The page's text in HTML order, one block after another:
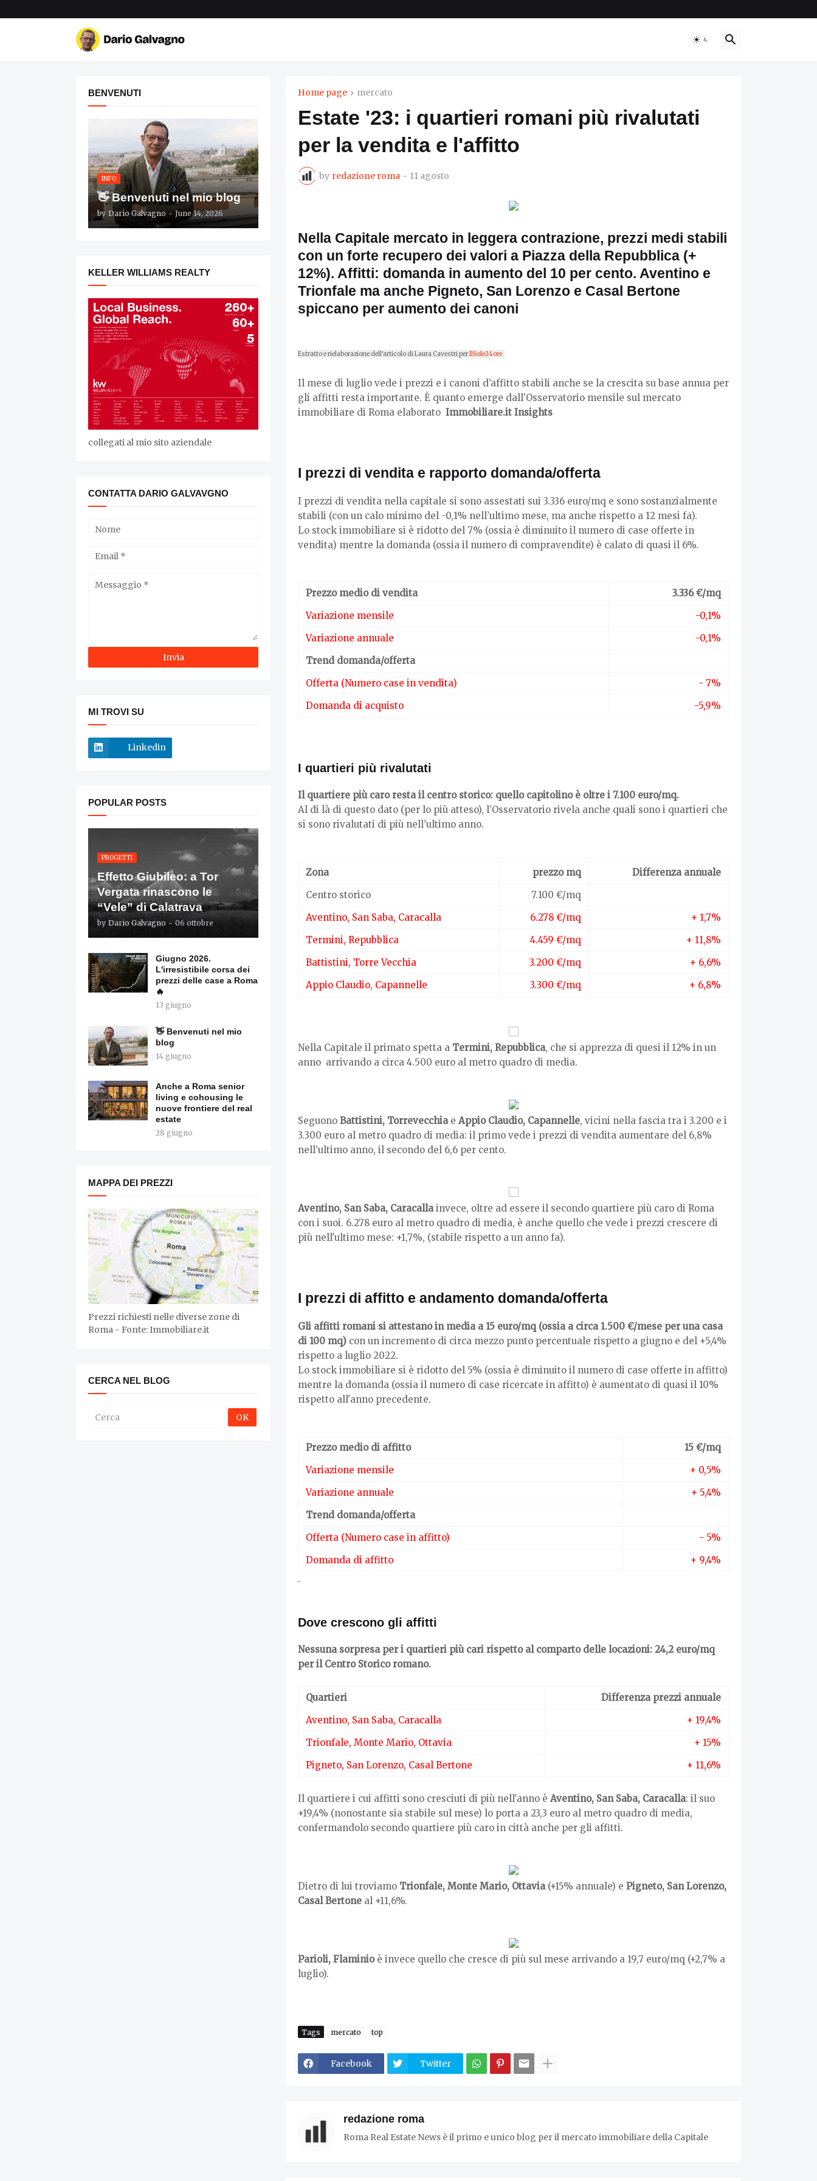
Home page mercato
Estate '23: i quartieri romani più rivalutati
per la vendita e l'affitto
by redazione roma - 11 agosto
Nella Capitale mercato in leggera contrazione, prezzi medi stabili
con un forte recupero dei valori a Piazza della Repubblica (+
12%). Affitti: domanda in aumento del 10 per cento. Aventino e
Trionfale ma anche Pigneto, San Lorenzo e Casal Bertone
spiccano per aumento dei canoni
Estratto e rielaborazione dell'articolo di Laura Cavestri perIlSole24ore
Il mese di luglio vede i prezzi e i canoni d’affitto stabili anche se la crescita su base annua per
gli affitti resta importante. È quanto emerge dall’Osservatorio mensile sul mercato
immobiliare di Roma elaborato Immobiliare.it Insights
I prezzi di vendita e rapporto domanda/offerta
I prezzi di vendita nella capitale si sono assestati sui 3.336 euro/mq e sono sostanzialmente
stabili (con un calo minimo del -0,1% nell’ultimo mese, ma anche rispetto a 12 mesi fa).
Lo stock immobiliare si è ridotto del 7% (ossia è diminuito il numero di case offerte in
vendita) mentre la domanda (ossia il numero di compravendite) è calato di quasi il 6%.
Prezzo medio di vendita
3.336 €/mq
Variazione mensile
-0,1%
Variazione annuale
-0,1%
Trend domanda/offerta
Offerta (Numero case in vendita)
- 7%
Domanda di acquisto
-5,9%
I quartieri più rivalutati
Il quartiere più caro resta il centro storico: quello capitolino è oltre i 7.100 euro/mq.
Al di là di questo dato (per lo più atteso), l’Osservatorio rivela anche quali sono i quartieri che
si sono rivalutati di più nell’ultimo anno.
Zona prezzo mq
Differenza annuale
Centro storico
7.100 €/mq
Aventino, San Saba, Caracalla
6.278 €/mq
+ 1,7%
Termini, Repubblica
4.459 €/mq
+ 11,8%
Battistini, Torre Vecchia
3.200 €/mq
+ 6,6%
Appio Claudio, Capannelle
3.300 €/mq + 6,8%
Nella Capitale il primato spetta a Termini, Repubblica, che si apprezza di quesi il 12% in un
anno arrivando a circa 4.500 euro al metro quadro di media.
Seguono Battistini, Torrevecchiae Appio Claudio, Capannelle, vicini nella fascia tra i 3.200 e i
3.300 euro al metro quadro di media: il primo vede i prezzi di vendita aumentare del 6,8%
nell’ultimo anno, il secondo del 6,6 per cento.
Aventino, San Saba, Caracallainvece, oltre ad essere il secondo quartiere più caro di Roma
con i suoi. 6.278 euro al metro quadro di media, è anche quello che vede i prezzi crescere di
più nell'ultimo mese: +1,7%, (stabile rispetto a un anno fa).
I prezzi di affitto e andamento domanda/offerta
Gli affitti romani si attestano in media a 15 euro/mq (ossia a circa 1.500 €/mese per una casa
di 100 mq) con un incremento di circa mezzo punto percentuale rispetto a giugno e del +5,4%
rispetto a luglio 2022.
Lo stock immobiliare si è ridotto del 5% (ossia è diminuito il numero di case offerte in affitto)
mentre la domanda (ossia il numero di case ricercate in affitto) è aumentato di quasi il 10%
rispetto all'anno precedente.
Prezzo medio di affitto
15 €/mq
Variazione mensile
+ 0,5%
Variazione annuale
+ 5,4%
Trend domanda/offerta
Offerta (Numero case in affitto)
- 5%
Domanda di affitto
+ 9,4%
.
Dove crescono gli affitti
Nessuna sorpresa per i quartieri più cari rispetto al comparto delle locazioni: 24,2 euro/mq
per il Centro Storico romano.
Quartieri
Differenza prezzi annuale
Aventino, San Saba, Caracalla
+ 19,4%
Trionfale, Monte Mario, Ottavia
+ 15%
Pigneto, San Lorenzo, Casal Bertone
+ 11,6%
Il quartiere i cui affitti sono cresciuti di più nell'anno è Aventino, San Saba, Caracalla: il suo
+19,4% (nonostante sia stabile sul mese) lo porta a 23,3 euro al metro quadro di media,
confermandolo secondo quartiere più caro in città anche per gli affitti.
Dietro di lui troviamo Trionfale, Monte Mario, Ottavia(+15% annuale) e Pigneto, San Lorenzo,
Casal Bertone al +11,6%.
Parioli, Flaminioè invece quello che cresce di più sul mese arrivando a 19,7 euro/mq (+2,7% a
luglio).
Tags mercato top
Facebook Twitter
redazione roma
Roma Real Estate News è il primo e unico blog per il mercato immobiliare della Capitale
BENVENUTI
INFO
👋 Benvenuti nel mio blog
by Dario Galvagno - June 14, 2026
KELLER WILLIAMS REALTY
collegati al mio sito aziendale
CONTATTA DARIO GALVAVGNO
MI TROVI SU
Linkedin
POPULAR POSTS
PROGETTI
Effetto Giubileo: a Tor
Vergata rinascono le
“Vele” di Calatrava
by Dario Galvagno - 06 ottobre
Giugno 2026.
L'irresistibile corsa dei
prezzi delle case a Roma
🔥
13 giugno
👋 Benvenuti nel mio
blog
14 giugno
Anche a Roma senior
living e cohousing le
nuove frontiere del real
estate
28 giugno
MAPPA DEI PREZZI
Prezzi richiesti nelle diverse zone di
Roma - Fonte: Immobiliare.it
CERCA NEL BLOG